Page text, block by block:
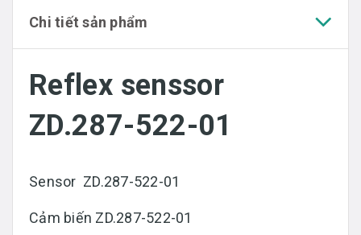
Chi tiết sản phẩm
Reflex senssor
ZD.287-522-01
Sensor ZD.287-522-01
Cảm biến ZD.287-522-01